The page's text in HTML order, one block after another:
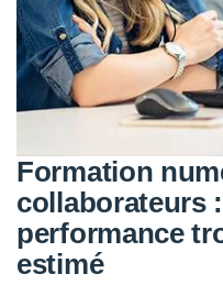
Formation
collaborateurs
performance
estimé